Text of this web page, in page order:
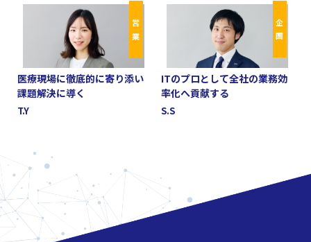
営 業
医療現場に徹底的に寄り添い
課題解決に導く
T.Y
企 画
ITのプロとして全社の業務効
率化へ貢献する
S.S